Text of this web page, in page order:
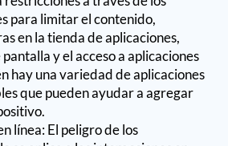
para limitar el contenido,
en la tienda de aplicaciones,
y el acceso a aplicaciones
hay una variedad de aplicaciones
que pueden ayudar a agregar
línea: El peligro de los